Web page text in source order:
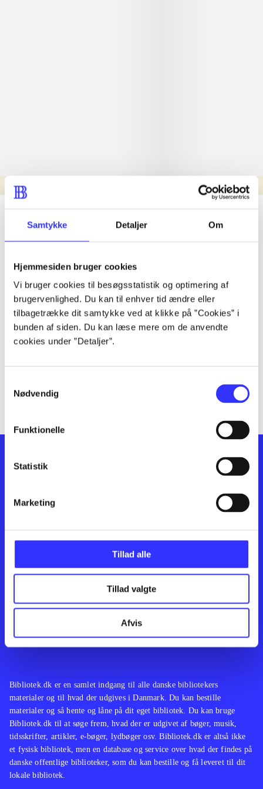
Samtykke Detaljer Om
Hjemmesiden bruger cookies
Vi bruger cookies til besøgsstatistik og optimering af
brugervenlighed. Du kan til enhver tid ændre eller
tilbagetrække dit samtykke ved at klikke på ”Cookies” i
bunden af siden. Du kan læse mere om de anvendte
cookies under ”Detaljer”.
Nødvendig
Funktionelle
Statistik
Marketing
Tillad alle
Tillad valgte
Afvis
Nyhed
lorem ipsum dolor sit amet ...
lorem ipsum dolor sit amet ...
lorem ipsum dolor sit amet ...
lorem ipsum dolor sit amet ...
lorem ipsum dolor sit amet ...
lorem ipsum dolor sit amet ...
lorem ipsum dolor sit amet ...
Feedback
Bibliotek.dk er en samlet indgang til alle danske bibliotekers
materialer og til hvad der udgives i Danmark. Du kan bestille
materialer og så hente og låne på dit eget bibliotek. Du kan bruge
Bibliotek.dk til at søge frem, hvad der er udgivet af bøger, musik,
tidsskrifter, artikler, e-bøger, lydbøger osv. Bibliotek.dk er altså ikke
et fysisk bibliotek, men en database og service over hvad der findes på
danske offentlige biblioteker, som du kan bestille og få leveret til dit
lokale bibliotek.
Kontakt os
English
Artikler
Film
Musik
Noder